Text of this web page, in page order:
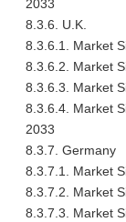
2033
8.3.6. U.K.
8.3.6.1. Market
8.3.6.2. Market
8.3.6.3. Market
8.3.6.4. Market
2033
8.3.7. Germany
8.3.7.1. Market
8.3.7.2. Market
8.3.7.3. Market